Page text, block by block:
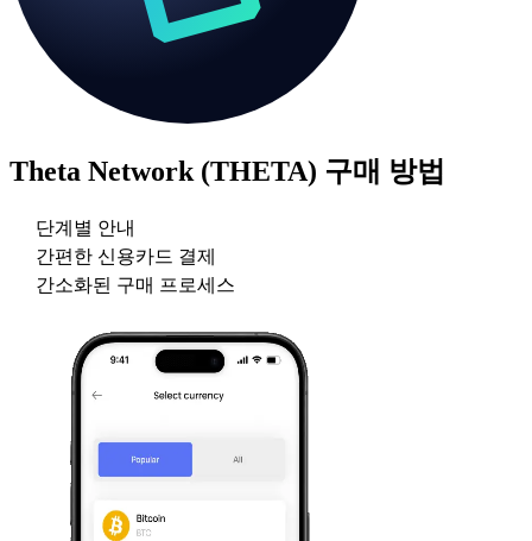
Theta Network (THETA) 구매 방법
단계별 안내
간편한 신용카드 결제
간소화된 구매 프로세스